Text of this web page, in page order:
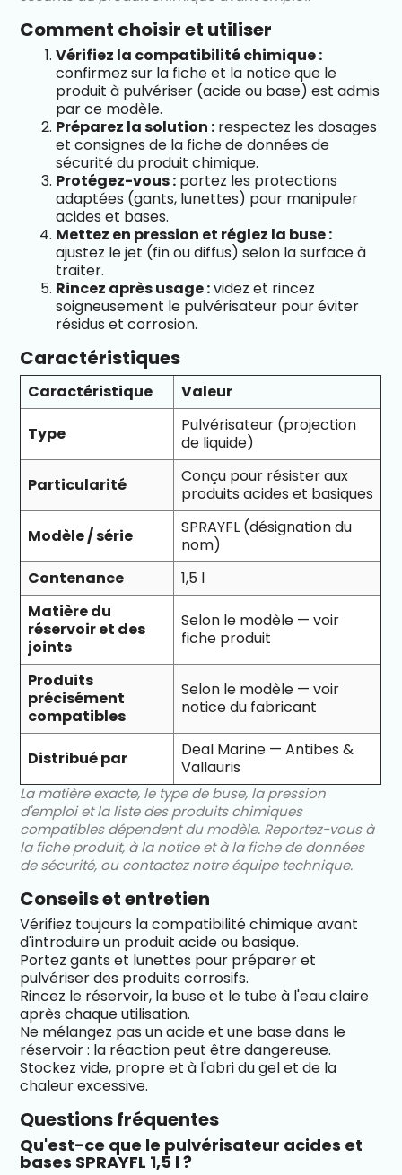
Comment choisir et utiliser
Vérifiez la compatibilité chimique :
confirmez sur la fiche et la notice que le
produit à pulvériser (acide ou base) est admis
par ce modèle.
Préparez la solution : respectez les dosages
et consignes de la fiche de données de
sécurité du produit chimique.
Protégez-vous : portez les protections
adaptées (gants, lunettes) pour manipuler
acides et bases.
Mettez en pression et réglez la buse :
ajustez le jet (fin ou diffus) selon la surface à
traiter.
Rincez après usage :videz et rincez
soigneusement le pulvérisateur pour éviter
résidus et corrosion.
Caractéristiques
Caractéristique Valeur
Type
Pulvérisateur (projection
de liquide)
Particularité
Conçu pour résister aux
produits acides et basiques
Modèle / série
SPRAYFL (désignation du
nom)
Contenance
1,5 l
Matière du
réservoir et des
joints
Selon le modèle — voir
fiche produit
Produits
précisément
compatibles
Selon le modèle — voir
notice du fabricant
Distribué par
Deal Marine — Antibes &
Vallauris
La matière exacte, le type de buse, la pression
d'emploi et la liste des produits chimiques
compatibles dépendent du modèle. Reportez-vous à
la fiche produit, à la notice et à la fiche de données
de sécurité, ou contactez notre équipe technique.
Conseils et entretien
Vérifiez toujours la compatibilité chimique avant
d'introduire un produit acide ou basique.
Portez gants et lunettes pour préparer et
pulvériser des produits corrosifs.
Rincez le réservoir, la buse et le tube à l'eau claire
après chaque utilisation.
Ne mélangez pas un acide et une base dans le
réservoir : la réaction peut être dangereuse.
Stockez vide, propre et à l'abri du gel et de la
chaleur excessive.
Questions fréquentes
Qu'est-ce que le pulvérisateur acides et
bases SPRAYFL 1,5 l ?